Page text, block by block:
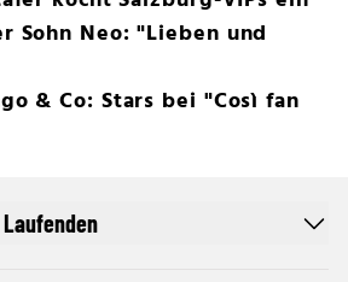
Sohn Neo: "Lieben und
& Co: Stars bei "Così fan